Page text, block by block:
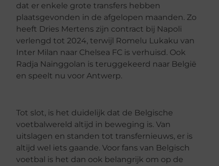
dat er enkele grote transfers hebben
plaatsgevonden in de afgelopen maanden. Zo
heeft Dries Mertens zijn contract bij Napoli
verlengd tot 2024, terwijl Romelu Lukaku van
Inter Milan naar Chelsea FC is verhuisd. Ook
Radja Nainggolan is teruggekeerd naar België
en speelt nu voor Antwerp.
Tot slot, is het duidelijk dat de Belgische
voetbalwereld altijd in beweging is. Van
uitslagen en standen tot transfernieuws, er is
altijd wel iets gaande. Voor fans van Belgisch
voetbal is het dan ook belangrijk om op de